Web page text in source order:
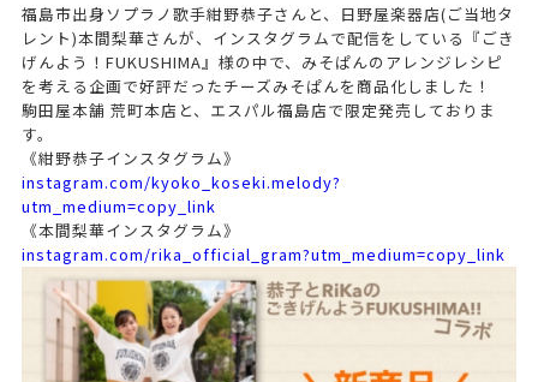
福島市出身ソプラノ歌手紺野恭子さんと、日野屋楽器店(ご当地タ
レント)本間梨華さんが、インスタグラムで配信をしている『ごき
げんよう！FUKUSHIMA』様の中で、みそぱんのアレンジレシピ
を考える企画で好評だったチーズみそぱんを商品化しました！
駒田屋本舗 荒町本店と、エスパル福島店で限定発売しておりま
す。
《紺野恭子インスタグラム》
instagram.com/kyoko_koseki.melody?
utm_medium=copy_link
《本間梨華インスタグラム》
instagram.com/rika_official_gram?utm_medium=copy_link